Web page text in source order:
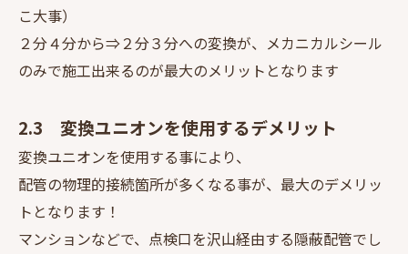
こ大事）
２分４分から⇒２分３分への変換が、メカニカルシール
のみで施工出来るのが最大のメリットとなります
2.3 変換ユニオンを使用するデメリット
変換ユニオンを使用する事により、
配管の物理的接続箇所が多くなる事が、最大のデメリッ
トとなります！
マンションなどで、点検口を沢山経由する隠蔽配管でし